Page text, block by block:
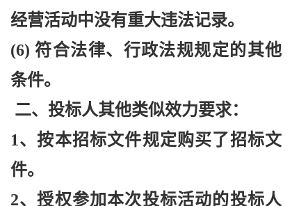
经营活动中没有重大违法记录。
(6) 符合法律、行政法规规定的其他
条件。
二、投标人其他类似效力要求：
1、按本招标文件规定购买了招标文
件。
2、授权参加本次投标活动的投标人